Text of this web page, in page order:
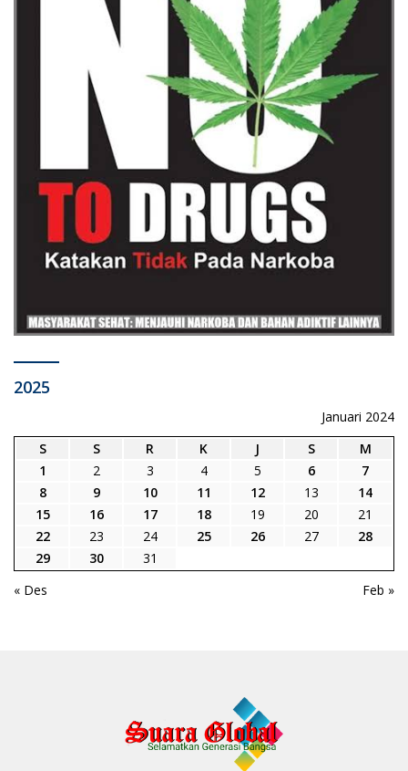
2025
Januari 2024
S
S R K J S
M
1
2 3 4 5 6
7
8
9 10 11 12 13
14
15
16 17 18 19 20
21
22
23 24 25 26 27
28
29
30
31
« Des
Feb »